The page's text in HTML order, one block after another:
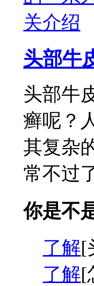
头部牛
头部牛
癣呢？
其复杂
常不过
你是不
了解[
了解[